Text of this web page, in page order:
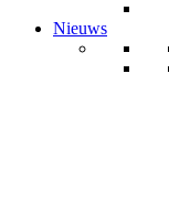
Nieuws